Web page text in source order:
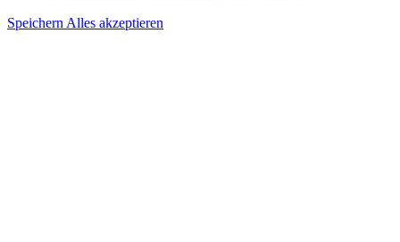
Speichern Alles akzeptieren